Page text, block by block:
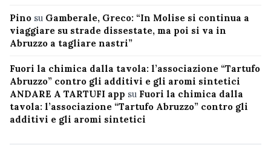
Pino su Gamberale, Greco: “In Molise si continua a
viaggiare su strade dissestate, ma poi si va in
Abruzzo a tagliare nastri”
Fuori la chimica dalla tavola: l’associazione “Tartufo
Abruzzo” contro gli additivi e gli aromi sintetici
ANDARE A TARTUFI app su Fuori la chimica dalla
tavola: l’associazione “Tartufo Abruzzo” contro gli
additivi e gli aromi sintetici